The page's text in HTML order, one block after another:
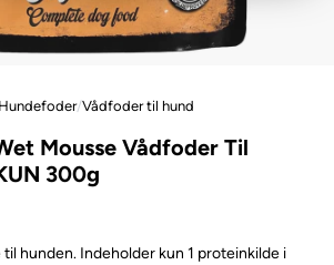
/Vådfoder til hund
Mousse Vådfoder Til
300g
hunden. Indeholder kun 1 proteinkilde i